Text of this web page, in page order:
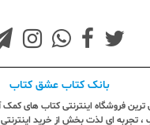
بانک کتاب عشق کتاب
فروشگاه اینترنتی کتاب های کمک
تجربه ای لذت بخش از خرید اینترنتی